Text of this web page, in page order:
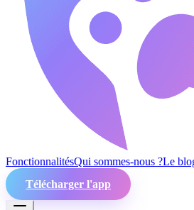
FonctionnalitésQui sommes-nous ?Le
Télécharger l'app